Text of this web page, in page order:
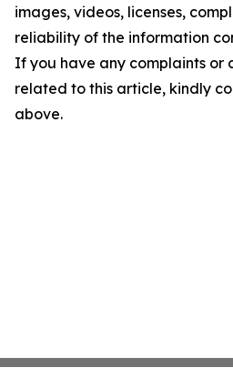
images, videos, licenses,
reliability of the information
If you have any complaints or
related to this article, kindly
above.